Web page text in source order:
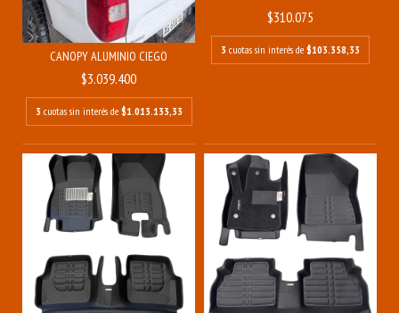
CANOPY ALUMINIO CIEGO
$3.039.400
3 cuotas sin interés de $1.013.133,33
$310.075
3 cuotas sin interés de $103.358,33